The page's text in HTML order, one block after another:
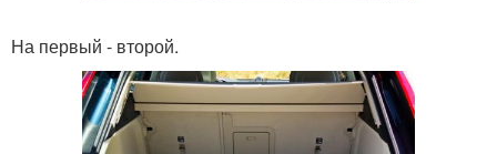
На первый - второй.